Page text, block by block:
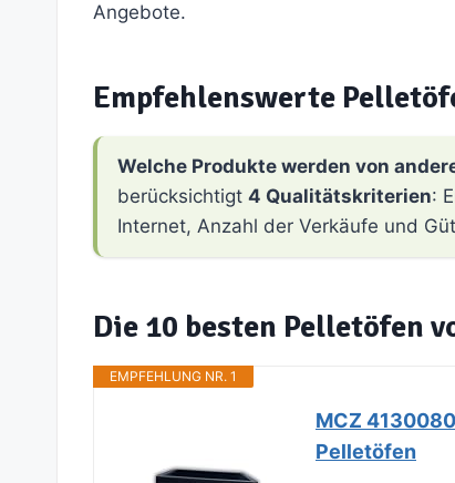
Angebote.
Empfehlenswerte
Welche Produkte werden von
berücksichtigt 4 Qualitätskriterien:
Internet, Anzahl der Verkäufe und
Die 10 besten Pelletöfen
EMPFEHLUNG NR. 1
MCZ
Pelletöfen